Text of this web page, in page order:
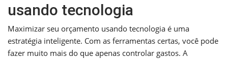
usando tecnologia
Maximizar seu orçamento usando tecnologia é uma
estratégia inteligente. Com as ferramentas certas, você pode
fazer muito mais do que apenas controlar gastos. A